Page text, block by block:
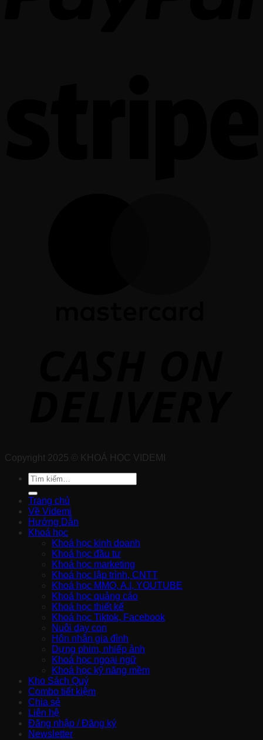
Copyright 2025 © KHOÁ HỌC VIDEMI
Tìm
kiếm:
Trang chủ
Về Videmi
Hướng Dẫn
Khoá học
Khoá học kinh doanh
Khoá học đầu tư
Khoá học marketing
Khoá học lập trình, CNTT
Khoá học MMO, A.I, YOUTUBE
Khoá học quảng cáo
Khoá học thiết kế
Khoá học Tiktok, Facebook
Nuôi dạy con
Hôn nhân gia đình
Dựng phim, nhiếp ảnh
Khoá học ngoại ngữ
Khoá học kỹ năng mềm
Kho Sách Quý
Combo tiết kiệm
Chia sẻ
Liên hệ
Đăng nhập / Đăng ký
Newsletter